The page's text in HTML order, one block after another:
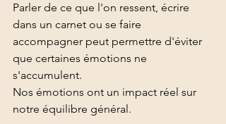
Parler de ce que l'on ressent, écrire
dans un carnet ou se faire
accompagner peut permettre d'éviter
que certaines émotions ne
s'accumulent.
Nos émotions ont un impact réel sur
notre équilibre général.